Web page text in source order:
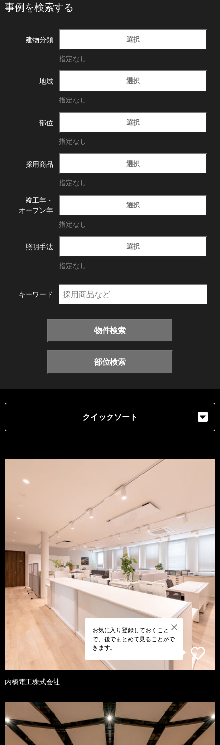
事例を検索する
建物分類 選択
指定なし
地域 選択
指定なし
部位 選択
指定なし
採用商品 選択
指定なし
竣工年・
オープン年
選択
指定なし
照明手法 選択
指定なし
キーワード
物件検索
部位検索
クイックソート
お気に入り登録しておくこと
で、後でまとめて見ることがで
きます。
内橋電工株式会社